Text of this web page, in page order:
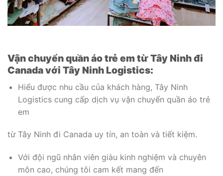
Vận chuyển quần áo trẻ em từ Tây Ninh đi
Canada với Tây Ninh Logistics:
Hiểu được nhu cầu của khách hàng, Tây Ninh
Logistics cung cấp dịch vụ vận chuyển quần áo trẻ
em
từ Tây Ninh đi Canada uy tín, an toàn và tiết kiệm.
Với đội ngũ nhân viên giàu kinh nghiệm và chuyên
môn cao, chúng tôi cam kết mang đến